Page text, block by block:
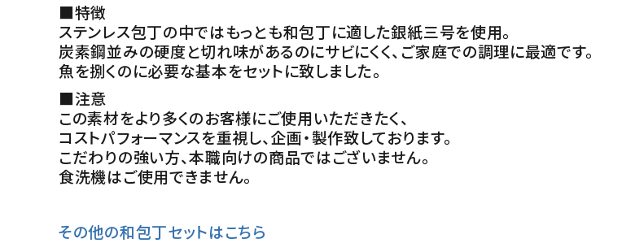
■特徴
ステンレス包丁の中ではもっとも和包丁に適した銀紙三号を使用。
炭素鋼並みの硬度と切れ味があるのにサビにくく、ご家庭での調理に最適です。
魚を捌くのに必要な基本をセットに致しました。
■注意
この素材をより多くのお客様にご使用いただきたく、
コストパフォーマンスを重視し、企画・製作致しております。
こだわりの強い方、本職向けの商品ではございません。
食洗機はご使用できません。
その他の和包丁セットはこちら